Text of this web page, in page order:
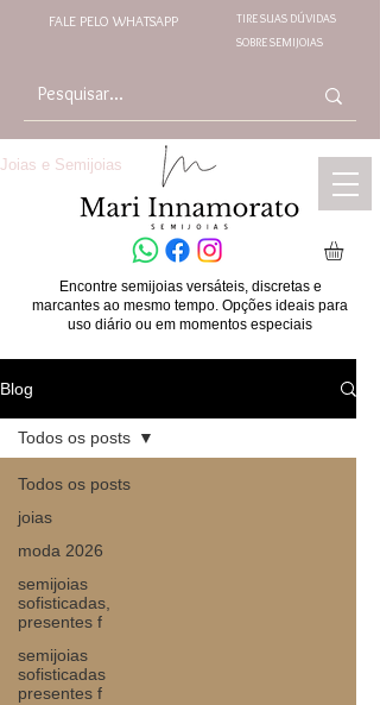
FALE PELO WHATSAPP
TIRE SUAS DÚVIDAS
SOBRE SEMIJOIAS
Joias e Semijoias
Encontre semijoias versáteis, discretas e
marcantes ao mesmo tempo. Opções ideais para
uso diário ou em momentos especiais
Blog
Todos os posts
joias
moda 2026
semijoias
sofisticadas,
presentes f
semijoias
sofisticadas
presentes f
Todos os posts